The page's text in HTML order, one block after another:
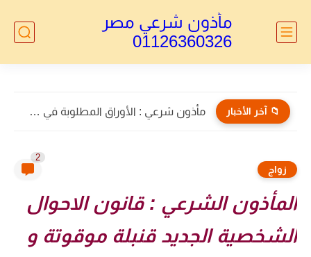
مأذون شرعي مصر
01126360326
📁 آخر الأخبار مأذون الأجانب : توكيل خاص بالطلاق للاجانب
زواج
2
المأذون الشرعي : قانون الاحوال
الشخصية الجديد قنبلة موقوتة و